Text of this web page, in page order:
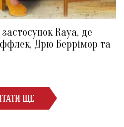
Raya, де
Дрю Беррімор та
ЩЕ